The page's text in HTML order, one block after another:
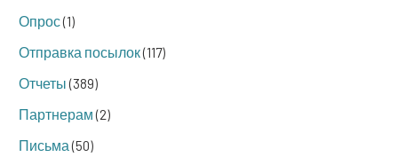
Опрос(1)
Отправка посылок(117)
Отчеты(389)
Партнерам(2)
Письма(50)